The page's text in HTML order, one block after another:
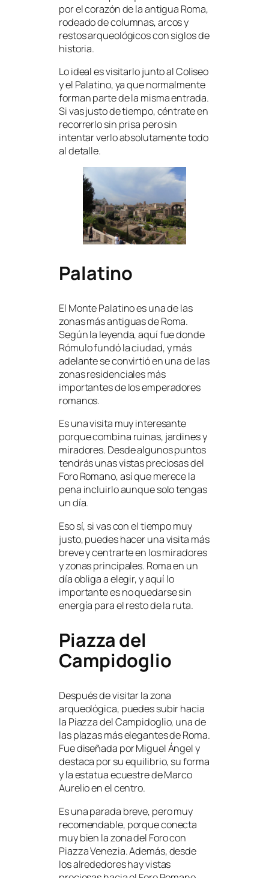
por el corazón de la antigua Roma,
rodeado de columnas, arcos y
restos arqueológicos con siglos de
historia.
Lo ideal es visitarlo junto al Coliseo
y el Palatino, ya que normalmente
forman parte de la misma entrada.
Si vas justo de tiempo, céntrate en
recorrerlo sin prisa pero sin
intentar verlo absolutamente todo
al detalle.
Palatino
El Monte Palatino es una de las
zonas más antiguas de Roma.
Según la leyenda, aquí fue donde
Rómulo fundó la ciudad, y más
adelante se convirtió en una de las
zonas residenciales más
importantes de los emperadores
romanos.
Es una visita muy interesante
porque combina ruinas, jardines y
miradores. Desde algunos puntos
tendrás unas vistas preciosas del
Foro Romano, así que merece la
pena incluirlo aunque solo tengas
un día.
Eso sí, si vas con el tiempo muy
justo, puedes hacer una visita más
breve y centrarte en los miradores
y zonas principales. Roma en un
día obliga a elegir, y aquí lo
importante es no quedarse sin
energía para el resto de la ruta.
Piazza del
Campidoglio
Después de visitar la zona
arqueológica, puedes subir hacia
la Piazza del Campidoglio, una de
las plazas más elegantes de Roma.
Fue diseñada por Miguel Ángel y
destaca por su equilibrio, su forma
y la estatua ecuestre de Marco
Aurelio en el centro.
Es una parada breve, pero muy
recomendable, porque conecta
muy bien la zona del Foro con
Piazza Venezia. Además, desde
los alrededores hay vistas